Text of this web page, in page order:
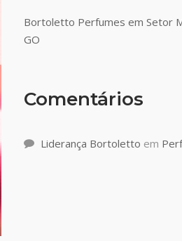
Bortoletto Perfumes em Setor
GO
Comentários
Liderança Bortoletto em